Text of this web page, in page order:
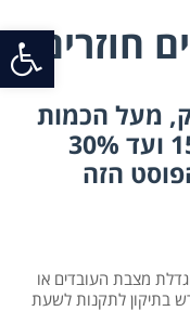
חוזרים
מעל הכמות
המרבית המותרת בחוק 15% ועד 30%
הזה
מצבת העובדים או
בתיקון לתקנות לשעת